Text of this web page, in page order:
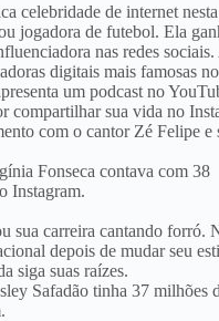
celebridade de internet
jogadora de futebol. Ela
nas redes
digitais mais famosas no
um podcast no
compartilhar sua vida no
com o cantor Zé Felipe e
Fonseca contava com 38
Instagram.
sua carreira cantando forró.
depois de mudar seu
siga suas raízes.
Safadão tinha 37 milhões